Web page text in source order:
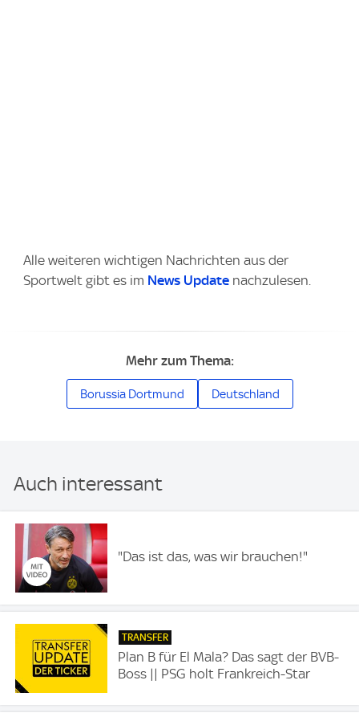
Alle weiteren wichtigen Nachrichten aus der
Sportwelt gibt es im News Update nachzulesen.
Mehr zum Thema:
Borussia Dortmund Deutschland
Auch interessant
"Das ist das, was wir brauchen!"
TRANSFER
Plan B für El Mala? Das sagt der BVB-
Boss || PSG holt Frankreich-Star